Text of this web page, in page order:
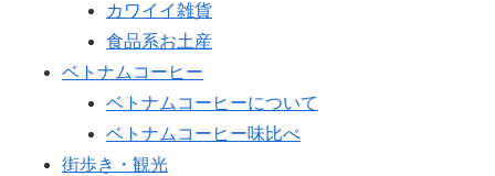
カワイイ雑貨
食品系お土産
ベトナムコーヒー
ベトナムコーヒーについて
ベトナムコーヒー味比べ
街歩き・観光